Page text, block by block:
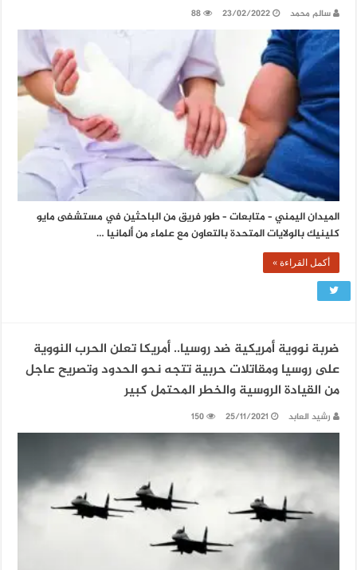
سالم محمد 23/02/2022
88
الميدان اليمني – متابعات – طور فريق من الباحثين في مستشفى مايو
كلينيك بالولايات المتحدة بالتعاون مع علماء من ألمانيا …
أكمل القراءة »
ضربة نووية أمريكية ضد روسيا.. أمريكا تعلن الحرب النووية
على روسيا ومقاتلات حربية تتجه نحو الحدود وتصريح عاجل
من القيادة الروسية والخطر المحتمل كبير
رشيد العابد 25/11/2021
150